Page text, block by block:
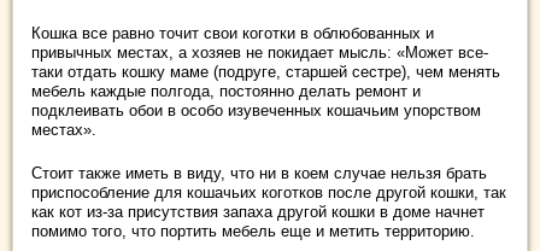
Кошка все равно точит свои коготки в облюбованных и
привычных местах, а хозяев не покидает мысль: «Может все-
таки отдать кошку маме (подруге, старшей сестре), чем менять
мебель каждые полгода, постоянно делать ремонт и
подклеивать обои в особо изувеченных кошачьим упорством
местах».
Стоит также иметь в виду, что ни в коем случае нельзя брать
приспособление для кошачьих коготков после другой кошки, так
как кот из-за присутствия запаха другой кошки в доме начнет
помимо того, что портить мебель еще и метить территорию.